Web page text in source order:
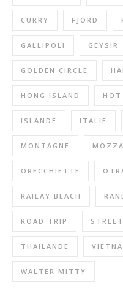
CURRY FJORD
GALLIPOLI GEYSIR
GOLDEN CIRCLE
HONG ISLAND
ISLANDE ITALIE
MONTAGNE
ORECCHIETTE
RAILAY BEACH
ROAD TRIP
THAÏLANDE
WALTER MITTY